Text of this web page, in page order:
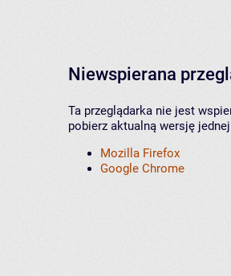
Niewspierana
Ta przeglądarka nie jest
pobierz aktualną wersję
Mozilla Firefox
Google Chrome